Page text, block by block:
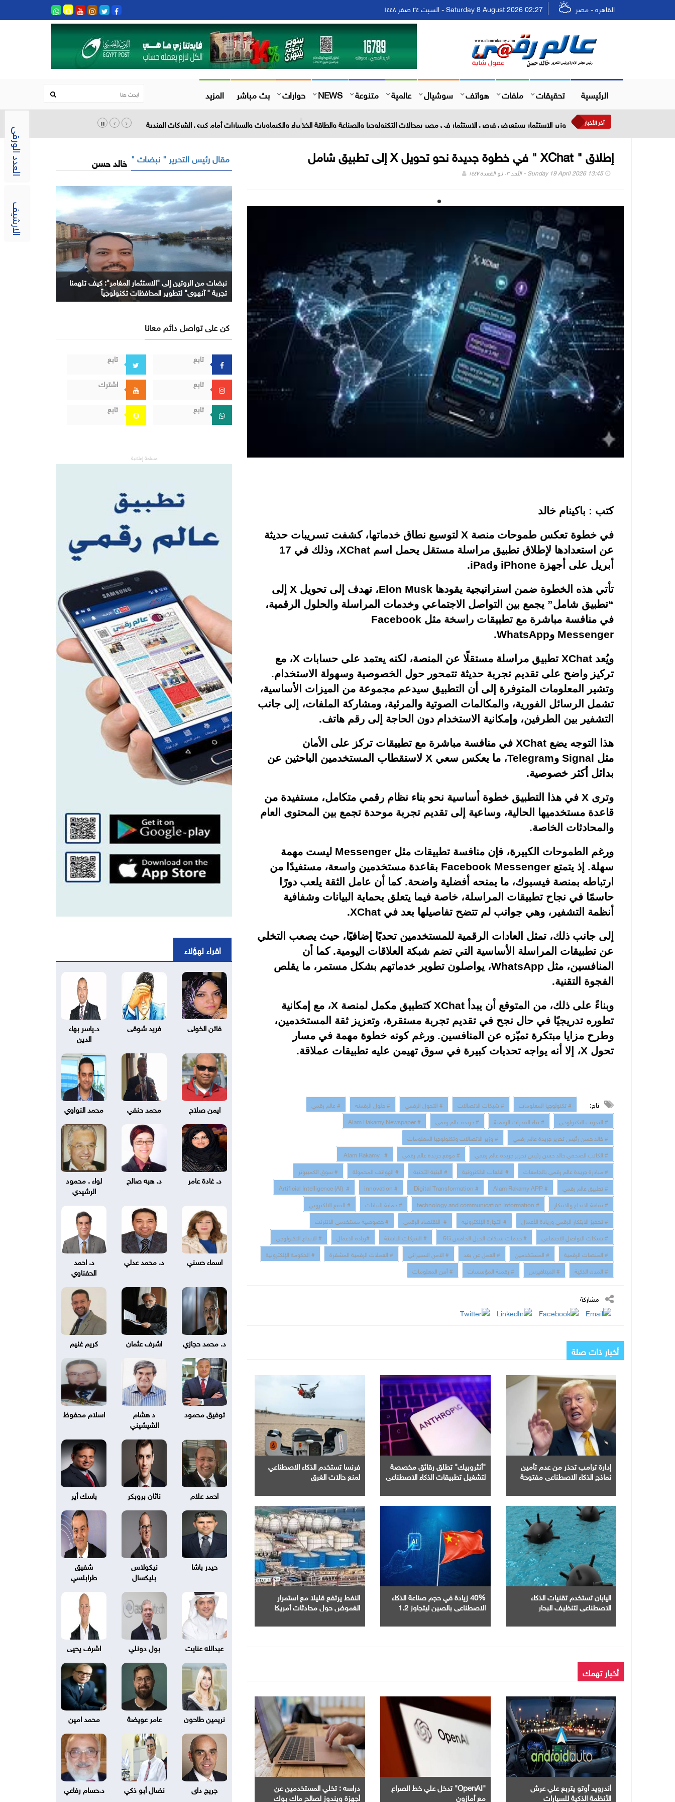
العدد الورقى
الارشيف
القاهره - مصر Saturday 8 August 2026 02:27 - السبت ٢٤ صفر ١٤٤٨
الرئيسية تحقيقات ملفات هواتف سوشيال عالمية متنوعة NEWS حوارات بث مباشر المزيد
أخر الأخبار وزير الاستثمار يستعرض فرص الاستثمار في مصر بمجالات التكنولوجيا والصناعة والطاقة الخضراء والكيماويات والسيارات أمام كبرى الشركات الهندية
إطلاق " XChat " في خطوة جديدة نحو تحويل X إلى تطبيق شامل
Sunday 19 April 2026 13:45 - الأحد ٠٣ ذو القعدة ١٤٤٧
كتب : باكينام خالد
في خطوة تعكس طموحات منصة X لتوسيع نطاق خدماتها، كشفت تسريبات حديثة
عن استعدادها لإطلاق تطبيق مراسلة مستقل يحمل اسم XChat
، وذلك في 17
أبريل على أجهزة iPhone وiPad
.
تأتي هذه الخطوة ضمن استراتيجية يقودها Elon Musk، تهدف إلى تحويل X إلى
“تطبيق شامل” يجمع بين التواصل الاجتماعي وخدمات المراسلة والحلول الرقمية،
في منافسة مباشرة مع تطبيقات راسخة مثل Facebook
Messenger وWhatsApp
.
ويُعد XChat تطبيق مراسلة مستقلًا عن المنصة، لكنه يعتمد على حسابات X، مع
تركيز واضح على تقديم تجربة حديثة تتمحور حول الخصوصية وسهولة الاستخدام.
وتشير المعلومات المتوفرة إلى أن التطبيق سيدعم مجموعة من الميزات الأساسية،
تشمل الرسائل الفورية، والمكالمات الصوتية والمرئية، ومشاركة الملفات، إلى جانب
التشفير بين الطرفين، وإمكانية الاستخدام دون الحاجة إلى رقم هاتف.
هذا التوجه يضع XChat في منافسة مباشرة مع تطبيقات تركز على الأمان
مثل Signal وTelegram، ما يعكس سعي X لاستقطاب المستخدمين الباحثين عن
بدائل أكثر خصوصية.
وترى X في هذا التطبيق خطوة أساسية نحو بناء نظام رقمي متكامل، مستفيدة من
قاعدة مستخدميها الحالية، وساعية إلى تقديم تجربة موحدة تجمع بين المحتوى العام
والمحادثات الخاصة.
ورغم الطموحات الكبيرة، فإن منافسة تطبيقات مثل Messenger ليست مهمة
سهلة. إذ يتمتع Facebook Messenger بقاعدة مستخدمين واسعة، مستفيدًا من
ارتباطه بمنصة فيسبوك، ما يمنحه أفضلية واضحة. كما أن عامل الثقة يلعب دورًا
حاسمًا في نجاح تطبيقات المراسلة، خاصة فيما يتعلق بحماية البيانات وشفافية
أنظمة التشفير، وهي جوانب لم تتضح تفاصيلها بعد في XChat
.
إلى جانب ذلك، تمثل العادات الرقمية للمستخدمين تحديًا إضافيًا، حيث يصعب التخلي
عن تطبيقات المراسلة الأساسية التي تضم شبكة العلاقات اليومية. كما أن
المنافسين، مثل WhatsApp، يواصلون تطوير خدماتهم بشكل مستمر، ما يقلص
الفجوة التقنية.
وبناءً على ذلك، من المتوقع أن يبدأ XChat كتطبيق مكمل لمنصة X، مع إمكانية
تطوره تدريجيًا في حال نجح في تقديم تجربة مستقرة، وتعزيز ثقة المستخدمين،
وطرح مزايا مبتكرة تميّزه عن المنافسين. ورغم كونه خطوة مهمة في مسار
تحول X، إلا أنه يواجه تحديات كبيرة في سوق تهيمن عليه تطبيقات عملاقة.
تاج: # تكنولوجيا المعلومات # شبكات الاتصالات # التحول الرقمي # حلول الرقمنة
# عالم رقمي
# التدريب التكنولوجي
# بناء القدرات الرقمية # جريدة عالم رقمي
# Alam Rakamy Newspaper
# خالد حسن رئيس تحرير جريدة عالم رقمي
# وزير الاتصالات وتكنولوجيا المعلومات
# الكاتب الصحفي خالد حسن رئيس تحرير جريدة عالم رقمي
# موقع جريدة عالم رقمي
# Alam Rakamy
# مبادرة جريدة عالم رقمي بالجامعات
# الالعاب الالكترونية # البنية التحتية # الهواتف المحمولة
# سوق الكمبيوتر
# تطبيق عالم رقمي
# Alam Rakamy APP
# Digital Transformation
# innovation
# Artificial Intelligence (AI)
# ثقافة الابداع والابتكار
# technology and communication Information # حماية البيانات
# الدفع الالكتروني
# تحفيز الابتكار الرقمي وريادة الأعمال
# التجارة الإلكترونية # الاقتصاد الرقمي
# خصوصية مستخدمى الانترنت
# شبكات التواصل الاجتماعي
# خدمات شبكات الجيل الخامس 5G # الشركات الناشئة #ريادة الاعمال
# الابداع التكنولوجي
# المنصات الرقمية
# المستخدمين # العمل عن بعد # الامن السبيراني # العملات الرقمية المشفرة
# الحكومة الإلكترونية
# المدن الذكية
# الميتافيرس # رقمنة المؤسسات # أمن المعلومات
مشاركة
أخبار ذات صلة
إدارة ترامب تحذر من عدم تأمين
نماذج الذكاء الاصطناعي مفتوحة
"أنثروبيك" تطلق رقائق مخصصة
لتشغيل تطبيقات الذكاء الاصطناعي
فرنسا تستخدم الذكاء الاصطناعي
لمنع حالات الغرق
اليابان تستخدم تقنيات الذكاء
الاصطناعي لتنظيف البحار
40% زيادة في حجم صناعة الذكاء
الاصطناعى بالصين ليتجاوز 1.2
النفط يرتفع قليلا مع استمرار
الغموض حول محادثات أمريكا
أخبار تهمك
أندرويد أوتو يتربع علي عرش
الأنظمة الذكية للسيارات
"OpenAI" تدخل علي خط الصراع
مع أمازون
دراسه : تخلي المستخدمين عن
أجهزة ويندوز لصالح ماك بوك
مقال رئيس التحرير " نبضات " خالد حسن
نبضات من الروتين إلى "الاستثمار المغامر": كيف تلهمنا
تجربة " آنهوي" لتطوير المحافظات تكنولوجياً
كن على تواصل دائم معانا
تابع
تابع
تابع
اشترك
تابع
تابع
مساحة إعلانية
اقراء لهؤلاء
فاتن الخولى فريد شوقى
د.ياسر بهاء
الدين
ايمن صلاح محمد حنفي محمد النواوي
د. غادة عامر د. هبه صالح
لواء . محمود
الرشيدي
اسماء حسني د. محمد عدلي
د. احمد
الحفناوي
د. محمد حجازي اشرف عثمان كريم غنيم
توفيق محمود
د هشام
الشيشيني
اسلام محفوظ
احمد علام ناثان بروبكر باسك أير
حيدر باشا
نيكولاس
بليكسال
شفيق
طرابلسي
عبدالله عنايت بول دونلي اشرف يحيى
نريمين طاحون عامر عويضة محمد امين
جريج داى نضال أبو ذكي د.حسام رفاعي